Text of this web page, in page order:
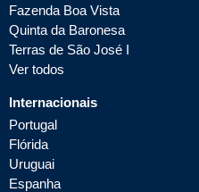
Fazenda Boa Vista
Quinta da Baronesa
Terras de São José I
Ver todos
Internacionais
Portugal
Flórida
Uruguai
Espanha